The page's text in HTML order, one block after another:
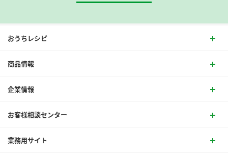
おうちレシピ
商品情報
企業情報
お客様相談センター
業務用サイト